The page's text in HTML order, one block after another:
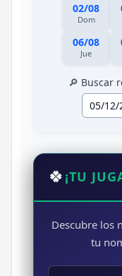
02/08
Dom
06/08
Jue
🔎 Buscar
🍀 ¡TU
Descubre los
tu